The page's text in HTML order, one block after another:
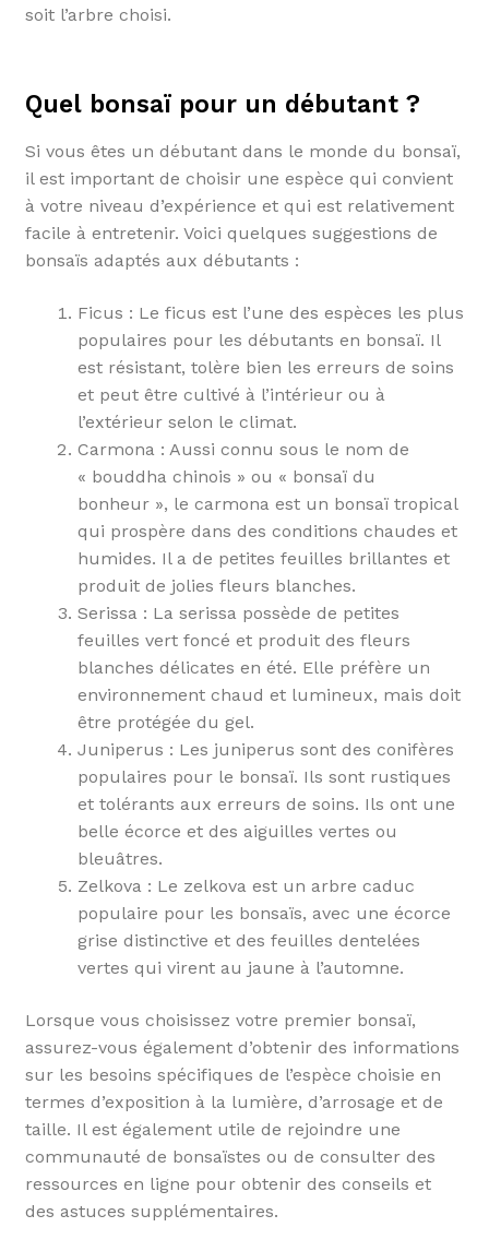
soit l’arbre choisi.
Quel bonsaï pour un débutant ?
Si vous êtes un débutant dans le monde du bonsaï,
il est important de choisir une espèce qui convient
à votre niveau d’expérience et qui est relativement
facile à entretenir. Voici quelques suggestions de
bonsaïs adaptés aux débutants :
Ficus : Le ficus est l’une des espèces les plus
populaires pour les débutants en bonsaï. Il
est résistant, tolère bien les erreurs de soins
et peut être cultivé à l’intérieur ou à
l’extérieur selon le climat.
Carmona : Aussi connu sous le nom de
« bouddha chinois » ou « bonsaï du
bonheur », le carmona est un bonsaï tropical
qui prospère dans des conditions chaudes et
humides. Il a de petites feuilles brillantes et
produit de jolies fleurs blanches.
Serissa : La serissa possède de petites
feuilles vert foncé et produit des fleurs
blanches délicates en été. Elle préfère un
environnement chaud et lumineux, mais doit
être protégée du gel.
Juniperus : Les juniperus sont des conifères
populaires pour le bonsaï. Ils sont rustiques
et tolérants aux erreurs de soins. Ils ont une
belle écorce et des aiguilles vertes ou
bleuâtres.
Zelkova : Le zelkova est un arbre caduc
populaire pour les bonsaïs, avec une écorce
grise distinctive et des feuilles dentelées
vertes qui virent au jaune à l’automne.
Lorsque vous choisissez votre premier bonsaï,
assurez-vous également d’obtenir des informations
sur les besoins spécifiques de l’espèce choisie en
termes d’exposition à la lumière, d’arrosage et de
taille. Il est également utile de rejoindre une
communauté de bonsaïstes ou de consulter des
ressources en ligne pour obtenir des conseils et
des astuces supplémentaires.